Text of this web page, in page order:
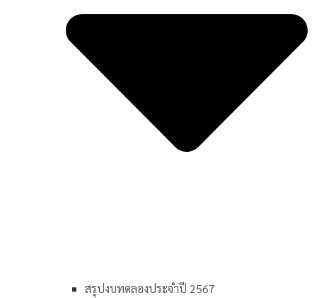
สรุปงบทดลองประจำปี 2567